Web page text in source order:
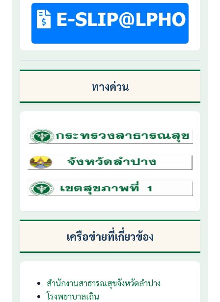
ทางด่วน
เครือข่ายที่เกี่ยวข้อง
สำนักงานสาธารณสุขจังหวัดลำปาง
โรงพยาบาลเถิน